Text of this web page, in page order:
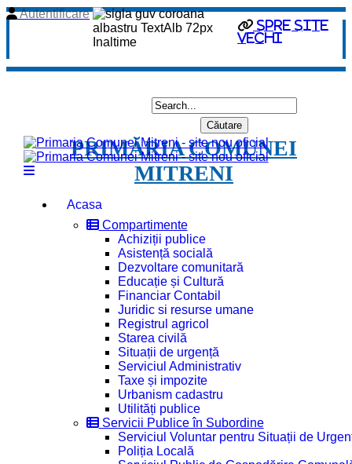
spre site
vechi
Autentificare
PRIMĂRIA COMUNEI
MITRENI
Acasa
Compartimente
Achiziții publice
Asistență socială
Dezvoltare comunitară
Educație și Cultură
Financiar Contabil
Juridic si resurse umane
Registrul agricol
Starea civilă
Situații de urgență
Serviciul Administrativ
Taxe și impozite
Urbanism cadastru
Utilități publice
Servicii Publice în Subordine
Serviciul Voluntar pentru Situații de
Poliția Locală